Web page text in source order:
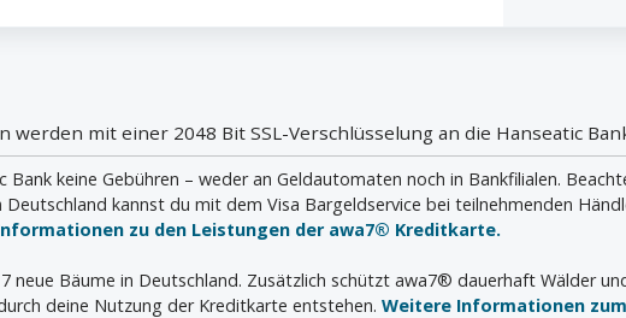
werden mit einer 2048 Bit SSL-Verschlüsselung an die Hanseatic
keine Gebühren – weder an Geldautomaten noch in Bankfilialen.
kannst du mit dem Visa Bargeldservice bei teilnehmenden
zu den Leistungen der awa7® Kreditkarte.
neue Bäume in Deutschland. Zusätzlich schützt awa7® dauerhaft Wälder
deine Nutzung der Kreditkarte entstehen. Weitere Informationen